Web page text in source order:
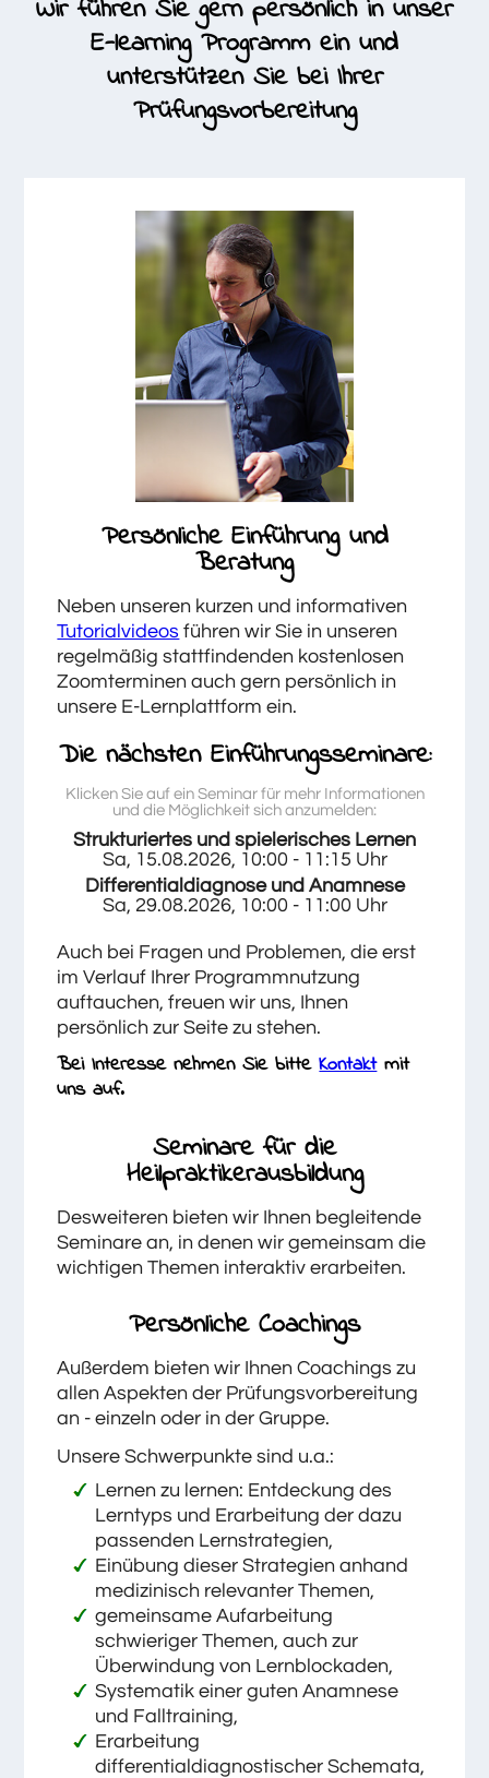
Wir führen Sie gern persönlich in unser
E-learning Programm ein und
unterstützen Sie bei Ihrer
Prüfungsvorbereitung
Persönliche Einführung und
Beratung
Neben unseren kurzen und informativen
Tutorialvideos führen wir Sie in unseren
regelmäßig stattfindenden kostenlosen
Zoomterminen auch gern persönlich in
unsere E-Lernplattform ein.
Die nächsten Einführungsseminare:
Klicken Sie auf ein Seminar für mehr Informationen
und die Möglichkeit sich anzumelden:
Strukturiertes und spielerisches Lernen
Sa, 15.08.2026, 10:00 - 11:15 Uhr
Differentialdiagnose und Anamnese
Sa, 29.08.2026, 10:00 - 11:00 Uhr
Auch bei Fragen und Problemen, die erst
im Verlauf Ihrer Programmnutzung
auftauchen, freuen wir uns, Ihnen
persönlich zur Seite zu stehen.
Bei Interesse nehmen Sie bitteKontaktmit
uns auf.
Seminare für die
Heilpraktikerausbildung
Desweiteren bieten wir Ihnen begleitende
Seminare an, in denen wir gemeinsam die
wichtigen Themen interaktiv erarbeiten.
Persönliche Coachings
Außerdem bieten wir Ihnen Coachings zu
allen Aspekten der Prüfungsvorbereitung
an - einzeln oder in der Gruppe.
Unsere Schwerpunkte sind u.a.:
Lernen zu lernen: Entdeckung des
Lerntyps und Erarbeitung der dazu
passenden Lernstrategien,
Einübung dieser Strategien anhand
medizinisch relevanter Themen,
gemeinsame Aufarbeitung
schwieriger Themen, auch zur
Überwindung von Lernblockaden,
Systematik einer guten Anamnese
und Falltraining,
Erarbeitung
differentialdiagnostischer Schemata,